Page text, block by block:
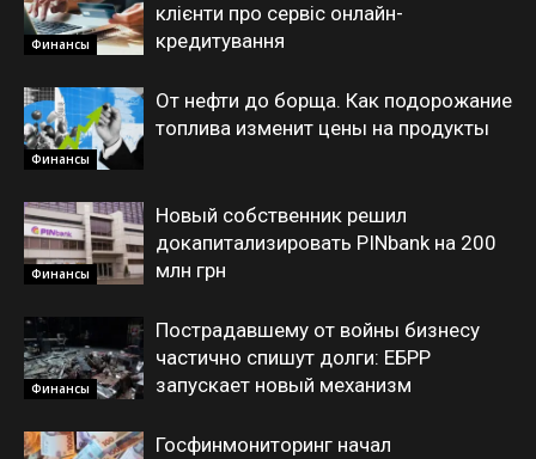
Финансы
клієнти про сервіс онлайн-
кредитування
Финансы
От нефти до борща. Как подорожание
топлива изменит цены на продукты
Финансы
Новый собственник решил
докапитализировать PINbank на 200
млн грн
Финансы
Пострадавшему от войны бизнесу
частично спишут долги: ЕБРР
запускает новый механизм
Госфинмониторинг начал